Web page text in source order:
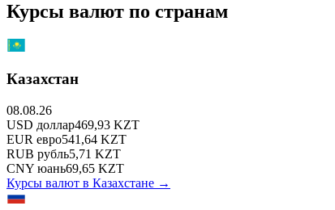
Курсы валют по странам
Казахстан
08.08.26
USD доллар469,93 KZT
EUR евро541,64 KZT
RUB рубль5,71 KZT
CNY юань69,65 KZT
Курсы валют в Казахстане →